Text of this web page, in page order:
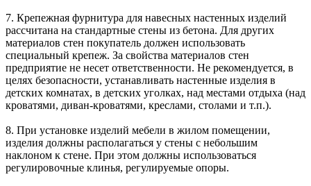
7. Крепежная фурнитура для навесных настенных изделий
рассчитана на стандартные стены из бетона. Для других
материалов стен покупатель должен использовать
специальный крепеж. За свойства материалов стен
предприятие не несет ответственности. Не рекомендуется, в
целях безопасности, устанавливать настенные изделия в
детских комнатах, в детских уголках, над местами отдыха (над
кроватями, диван-кроватями, креслами, столами и т.п.).
8. При установке изделий мебели в жилом помещении,
изделия должны располагаться у стены с небольшим
наклоном к стене. При этом должны использоваться
регулировочные клинья, регулируемые опоры.